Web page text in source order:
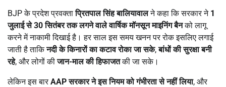
BJP के प्रदेश प्रवक्ताप्रितपाल सिंह बालियावालने कहा कि सरकार ने 1
जुलाई से30सितंबर तक लगने वाले वार्षिक मॉनसून माइनिंग बैनको लागू
करने में नाकामी दिखाई है। हर साल इस समय खनन पर रोक इसलिए लगाई
जाती है ताकिनदी के किनारों का कटाव रोका जा सके,बांधों की सुरक्षा बनी
रहे, और लोगों कीजान-माल की हिफाजतकी जा सके।
लेकिन इस बारAAPसरकार ने इस नियम को गंभीरता से नहीं लिया, और